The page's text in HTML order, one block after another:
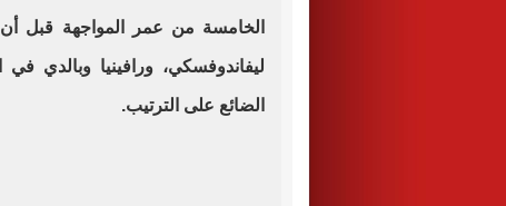
الخامسة من عمر المواجهة قبل أن
الضائع على الترتيب.